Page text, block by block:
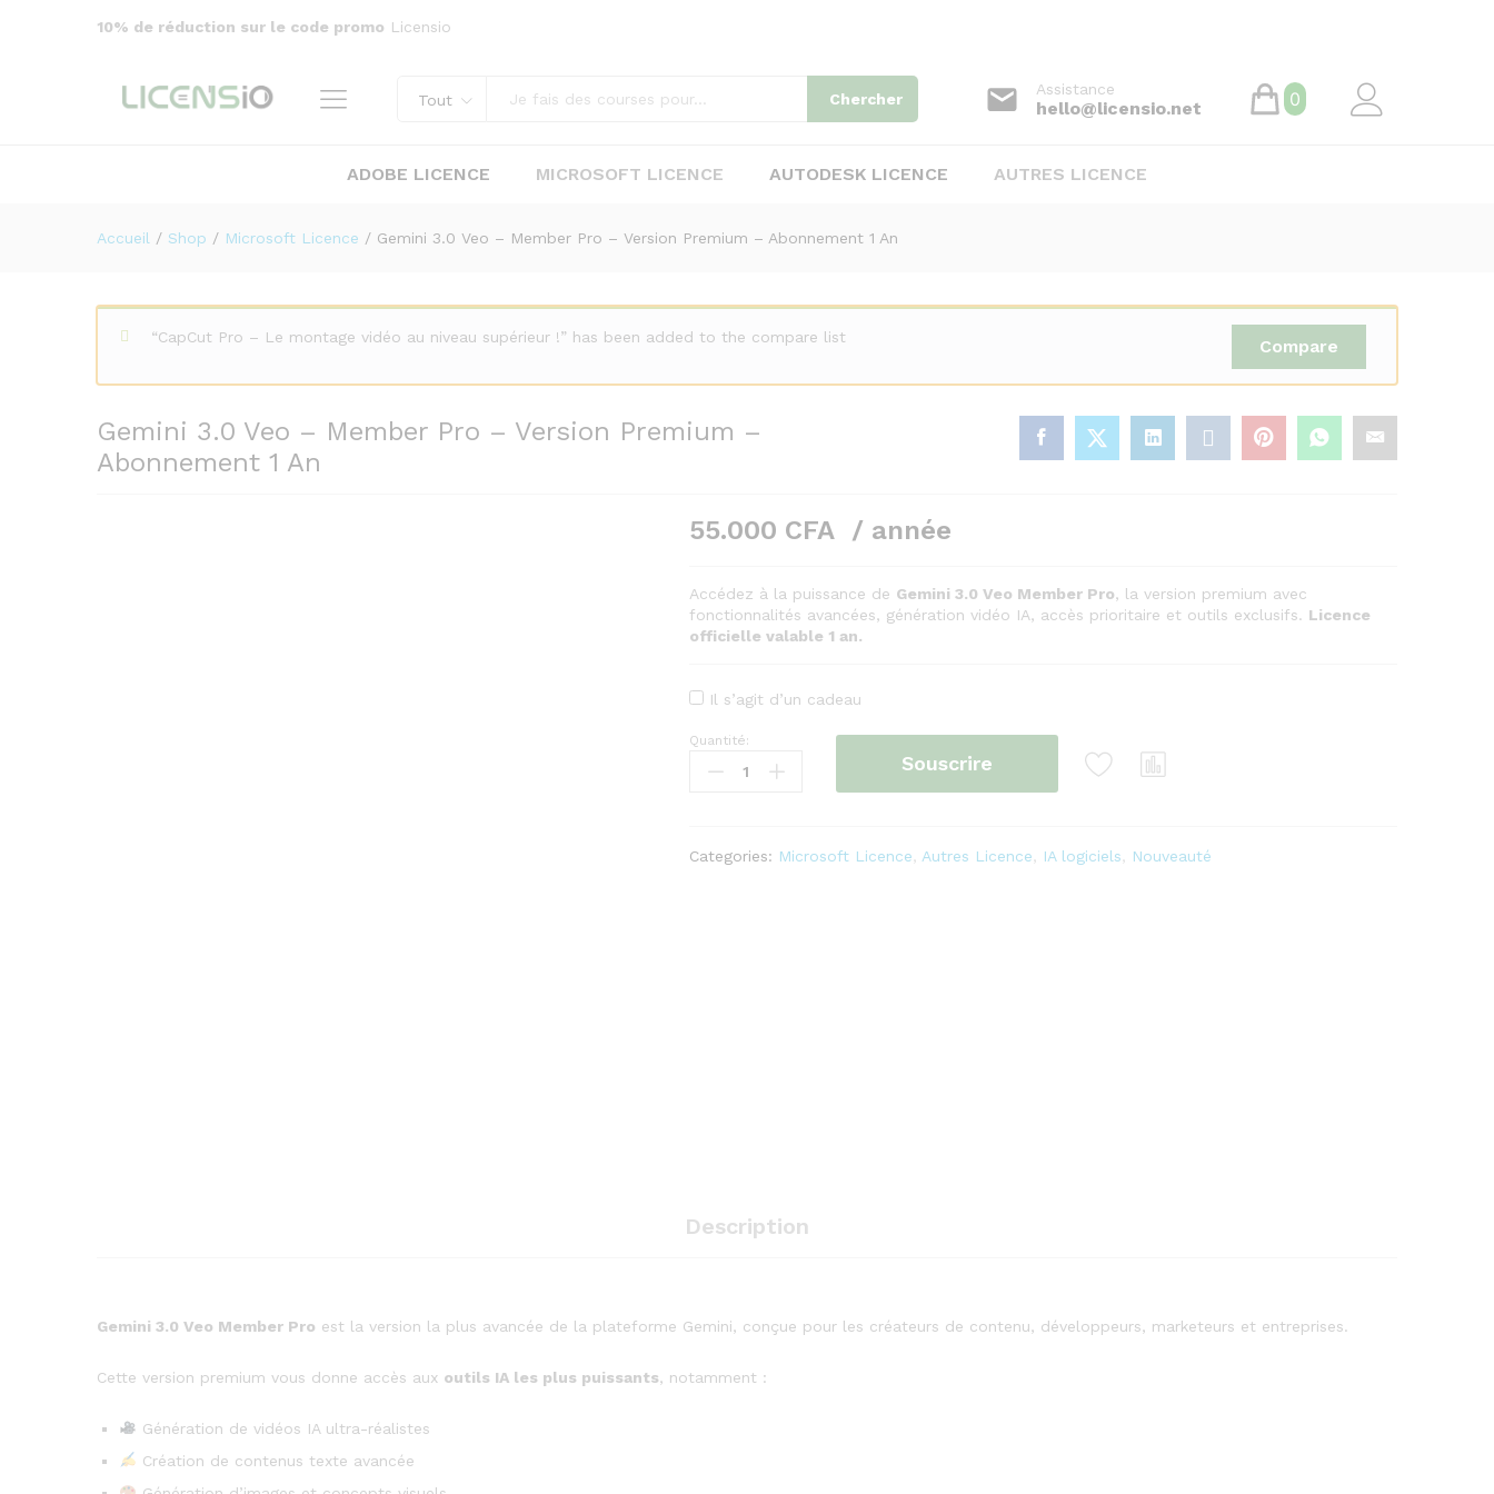
10% de réduction sur le code promo Licensio
Tout Chercher
Assistance
hello@licensio.net 0
ADOBE LICENCE MICROSOFT LICENCE AUTODESK LICENCE AUTRES LICENCE
Accueil / Shop / Microsoft Licence / Gemini 3.0 Veo – Member Pro – Version Premium – Abonnement 1 An
Compare
“CapCut Pro – Le montage vidéo au niveau supérieur !” has been added to the compare list
Gemini 3.0 Veo – Member Pro – Version Premium –
Abonnement 1 An
55.000 CFA / année
Accédez à la puissance de Gemini 3.0 Veo Member Pro, la version premium avec
fonctionnalités avancées, génération vidéo IA, accès prioritaire et outils exclusifs. Licence
officielle valable 1 an.
Il s’agit d’un cadeau
Gemini
3.0
Pro
Quantité:
Souscrire
Categories: Microsoft Licence Autres Licence IA logiciels Nouveauté
Description
Gemini 3.0 Veo Member Pro est la version la plus avancée de la plateforme Gemini, conçue pour les créateurs de contenu, développeurs, marketeurs et entreprises.
Cette version premium vous donne accès aux outils IA les plus puissants, notamment :
Génération de vidéos IA ultra-réalistes
Création de contenus texte avancée
Description